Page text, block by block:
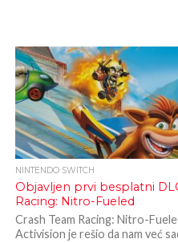
NINTENDO SWITCH
Objavljen prvi besplatni
Racing: Nitro-Fueled
Crash Team Racing: Nitro-
Activision je rešio da nam već